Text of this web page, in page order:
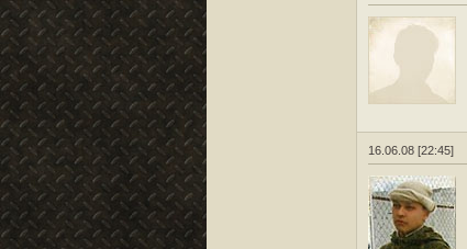
16.06.08 [22:45]